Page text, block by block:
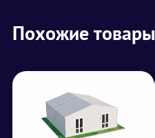
Похожие товары